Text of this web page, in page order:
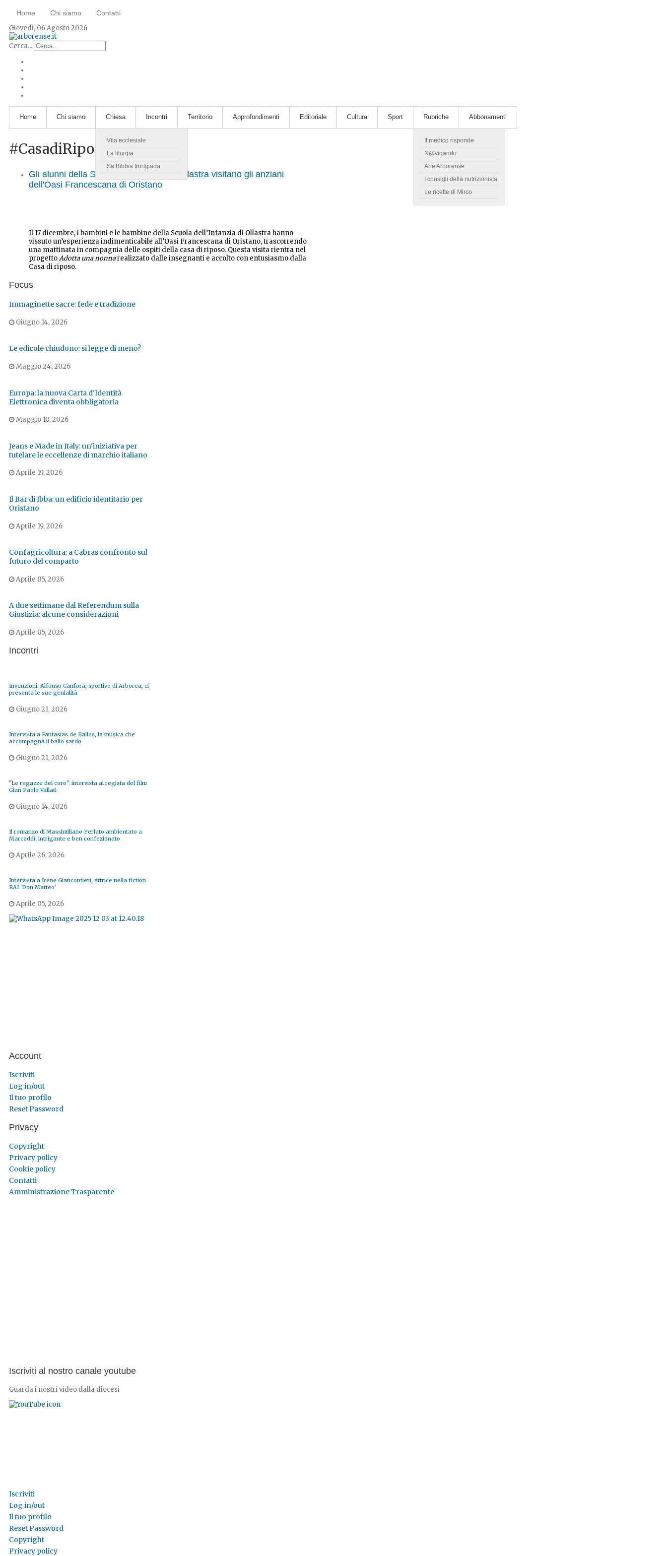
Home Chi siamo Contatti
Giovedì, 06 Agosto 2026
Cerca...
Home Chi siamo Chiesa
Vita ecclesiale
La liturgia
Sa Bibbia frorigiada
Incontri Territorio Approfondimenti Editoriale Cultura Sport Rubriche
Il medico risponde
N@vigando
Arte Arborense
I consigli della nutrizionista
Le ricette di Mirco
Abbonamenti
#CasadiRiposo
Gli alunni della Scuola dell'Infanzia di Ollastra visitano gli anziani
dell'Oasi Francescana di Oristano
Il 17 dicembre, i bambini e le bambine della Scuola dell’Infanzia di Ollastra hanno
vissuto un’esperienza indimenticabile all’Oasi Francescana di Oristano, trascorrendo
una mattinata in compagnia delle ospiti della casa di riposo. Questa visita rientra nel
progettoAdotta una nonnarealizzato dalle insegnanti e accolto con entusiasmo dalla
Casa di riposo.
Focus
Immaginette sacre: fede e tradizione
Giugno 14, 2026
Le edicole chiudono: si legge di meno?
Maggio 24, 2026
Europa: la nuova Carta d'Identità
Elettronica diventa obbligatoria
Maggio 10, 2026
Jeans e Made in Italy: un'iniziativa per
tutelare le eccellenze di marchio italiano
Aprile 19, 2026
Il Bar di Ibba: un edificio identitario per
Oristano
Aprile 19, 2026
Confagricoltura: a Cabras confronto sul
futuro del comparto
Aprile 05, 2026
A due settimane dal Referendum sulla
Giustizia: alcune considerazioni
Aprile 05, 2026
Incontri
Invenzioni: Alfonso Canfora, sportivo di Arborea, ci
presenta le sue genialità
Giugno 21, 2026
Intervista a Fantasias de Ballos, la musica che
accompagna il ballo sardo
Giugno 21, 2026
"Le ragazze del coro": intervista al regista del film
Gian Paolo Vallati
Giugno 14, 2026
Il romanzo di Massimiliano Perlato ambientato a
Marceddì: intrigante e ben confezionato
Aprile 26, 2026
Intervista a Irene Giancontieri, attrice nella fiction
RAI 'Don Matteo'
Aprile 05, 2026
Account
Iscriviti
Log in/out
Il tuo profilo
Reset Password
Privacy
Copyright
Privacy policy
Cookie policy
Contatti
Amministrazione Trasparente
Iscriviti al nostro canale youtube
Guarda i nostri video dalla diocesi
Iscriviti
Log in/out
Il tuo profilo
Reset Password
Copyright
Privacy policy